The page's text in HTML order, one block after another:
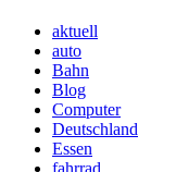
aktuell
auto
Bahn
Blog
Computer
Deutschland
Essen
fahrrad